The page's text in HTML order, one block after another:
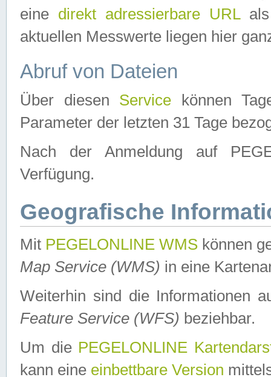
eine direkt adressierbare URLals
aktuellen Messwerte liegen hier
Abruf von Dateien
Über diesen Service können
Parameter der letzten 31 Tage
Nach der Anmeldung auf
Verfügung.
Geografische
Mit PEGELONLINE WMS können
Map Service (WMS) in eine
Weiterhin sind die Informationen
Feature Service (WFS) beziehbar.
Um die PEGELONLINE
kann eine einbettbare Version